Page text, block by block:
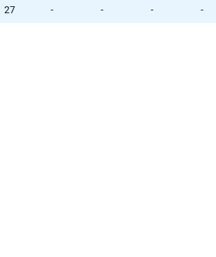
27 - - - -